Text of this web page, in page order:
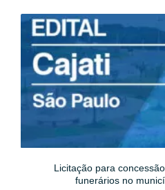
Licitação para
funerários no